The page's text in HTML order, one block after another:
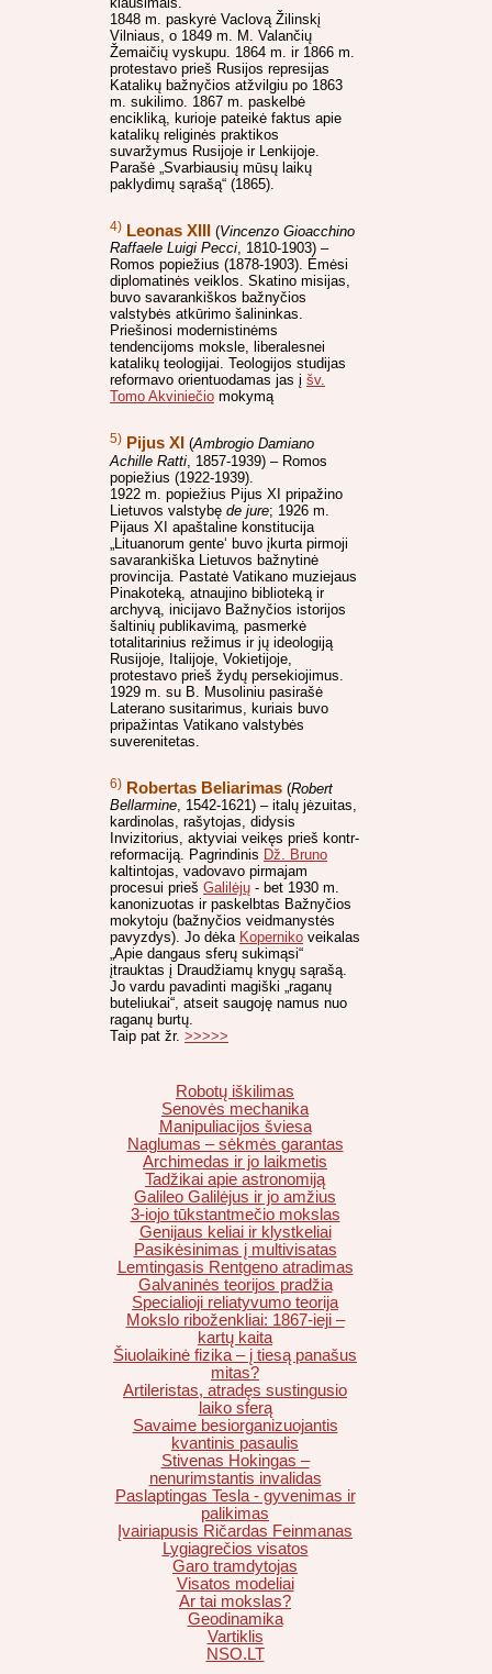
1848 m. paskyrė Vaclovą Žilinskį
Vilniaus, o 1849 m. M. Valančių
Žemaičių vyskupu. 1864 m. ir 1866 m.
protestavo prieš Rusijos represijas
Katalikų bažnyčios atžvilgiu po 1863
m. sukilimo. 1867 m. paskelbė
encikliką, kurioje pateikė faktus apie
katalikų religinės praktikos
suvaržymus Rusijoje ir Lenkijoje.
Parašė „Svarbiausių mūsų laikų
paklydimų sąrašą“ (1865).
4) Leonas XIII (Vincenzo Gioacchino
Raffaele Luigi Pecci, 1810-1903) –
Romos popiežius (1878-1903). Ėmėsi
diplomatinės veiklos. Skatino misijas,
buvo savarankiškos bažnyčios
valstybės atkūrimo šalininkas.
Priešinosi modernistinėms
tendencijoms moksle, liberalesnei
katalikų teologijai. Teologijos studijas
reformavo orientuodamas jas į šv.
Tomo Akviniečio mokymą
5) Pijus XI (Ambrogio Damiano
Achille Ratti , 1857-1939) – Romos
popiežius (1922-1939).
1922 m. popiežius Pijus XI pripažino
Lietuvos valstybę de jure; 1926 m.
Pijaus XI apaštaline konstitucija
„Lituanorum gente‘ buvo įkurta pirmoji
savarankiška Lietuvos bažnytinė
provincija. Pastatė Vatikano muziejaus
Pinakoteką, atnaujino biblioteką ir
archyvą, inicijavo Bažnyčios istorijos
šaltinių publikavimą, pasmerkė
totalitarinius režimus ir jų ideologiją
Rusijoje, Italijoje, Vokietijoje,
protestavo prieš žydų persekiojimus.
1929 m. su B. Musoliniu pasirašė
Laterano susitarimus, kuriais buvo
pripažintas Vatikano valstybės
suverenitetas.
6) Robertas Beliarimas (Robert
Bellarmine, 1542-1621) – italų jėzuitas,
kardinolas, rašytojas, didysis
Invizitorius, aktyviai veikęs prieš kontr-
reformaciją. Pagrindinis Dž. Bruno
kaltintojas, vadovavo pirmajam
procesui prieš Galilėjų - bet 1930 m.
kanonizuotas ir paskelbtas Bažnyčios
mokytoju (bažnyčios veidmanystės
pavyzdys). Jo dėka Koperniko veikalas
„Apie dangaus sferų sukimąsi“
įtrauktas į Draudžiamų knygų sąrašą.
Jo vardu pavadinti magiški „raganų
buteliukai“, atseit saugoję namus nuo
raganų burtų.
Taip pat žr. >>>>>
Robotų iškilimas
Senovės mechanika
Manipuliacijos šviesa
Naglumas – sėkmės garantas
Archimedas ir jo laikmetis
Tadžikai apie astronomiją
Galileo Galilėjus ir jo amžius
3-iojo tūkstantmečio mokslas
Genijaus keliai ir klystkeliai
Pasikėsinimas į multivisatas
Lemtingasis Rentgeno atradimas
Galvaninės teorijos pradžia
Specialioji reliatyvumo teorija
Mokslo riboženkliai: 1867-ieji –
kartų kaita
Šiuolaikinė fizika – į tiesą panašus
mitas?
Artileristas, atradęs sustingusio
laiko sferą
Savaime besiorganizuojantis
kvantinis pasaulis
Stivenas Hokingas –
nenurimstantis invalidas
Paslaptingas Tesla - gyvenimas ir
palikimas
Įvairiapusis Ričardas Feinmanas
Lygiagrečios visatos
Garo tramdytojas
Visatos modeliai
Ar tai mokslas?
Geodinamika
Vartiklis
NSO.LT